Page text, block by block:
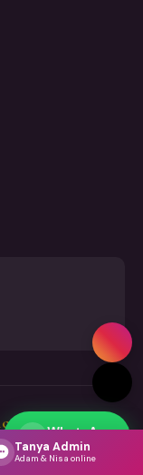
Kami
15.000+ pesanan
WhatsApp
Respons cepat
Tanya Admin
Adam & Nisa online